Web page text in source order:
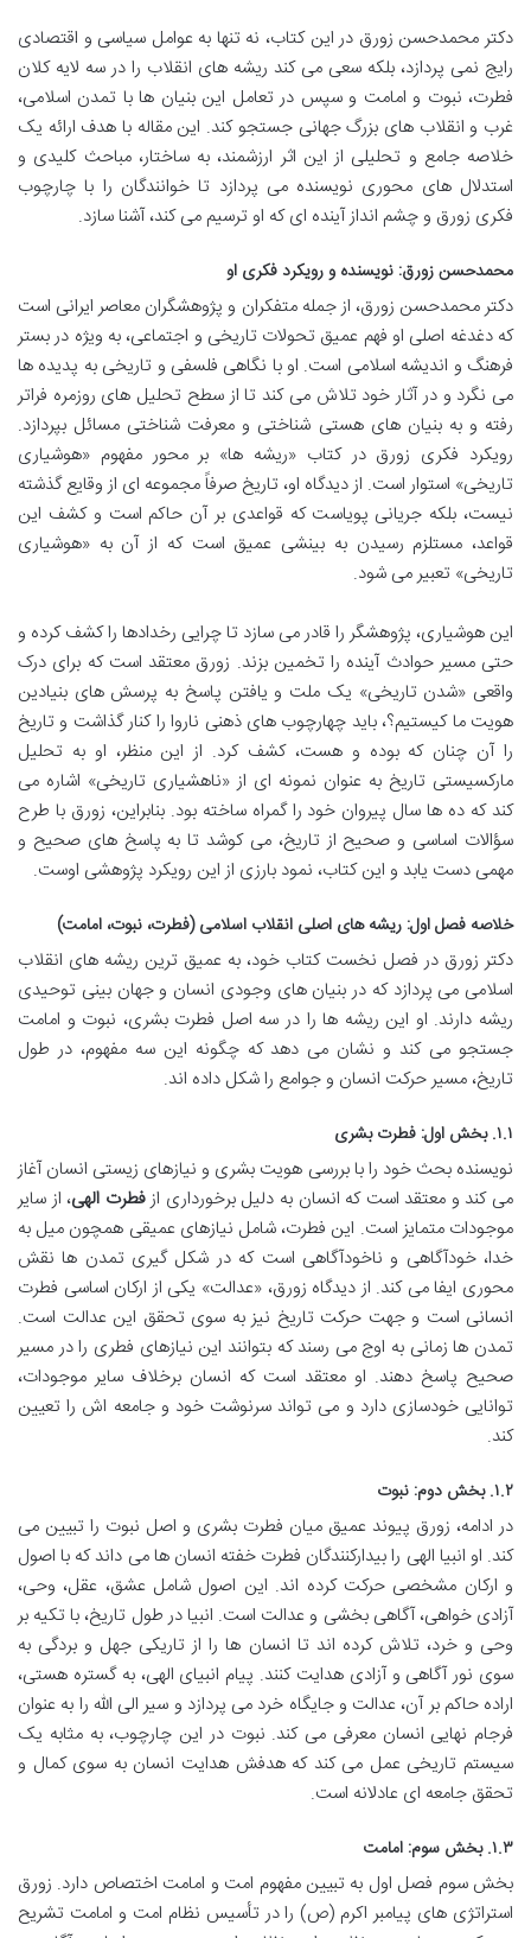
دکتر محمدحسن زورق در این کتاب، نه تنها به عوامل سیاسی و اقتصادی
رایج نمی پردازد، بلکه سعی می کند ریشه های انقلاب را در سه لایه کلان
فطرت، نبوت و امامت و سپس در تعامل این بنیان ها با تمدن اسلامی،
غرب و انقلاب های بزرگ جهانی جستجو کند. این مقاله با هدف ارائه یک
خلاصه جامع و تحلیلی از این اثر ارزشمند، به ساختار، مباحث کلیدی و
استدلال های محوری نویسنده می پردازد تا خوانندگان را با چارچوب
فکری زورق و چشم انداز آینده ای که او ترسیم می کند، آشنا سازد.
محمدحسن زورق: نویسنده و رویکرد فکری او
دکتر محمدحسن زورق، از جمله متفکران و پژوهشگران معاصر ایرانی است
که دغدغه اصلی او فهم عمیق تحولات تاریخی و اجتماعی، به ویژه در بستر
فرهنگ و اندیشه اسلامی است. او با نگاهی فلسفی و تاریخی به پدیده ها
می نگرد و در آثار خود تلاش می کند تا از سطح تحلیل های روزمره فراتر
رفته و به بنیان های هستی شناختی و معرفت شناختی مسائل بپردازد.
رویکرد فکری زورق در کتاب «ریشه ها» بر محور مفهوم «هوشیاری
تاریخی» استوار است. از دیدگاه او، تاریخ صرفاً مجموعه ای از وقایع گذشته
نیست، بلکه جریانی پویاست که قواعدی بر آن حاکم است و کشف این
قواعد، مستلزم رسیدن به بینشی عمیق است که از آن به «هوشیاری
تاریخی» تعبیر می شود.
این هوشیاری، پژوهشگر را قادر می سازد تا چرایی رخدادها را کشف کرده و
حتی مسیر حوادث آینده را تخمین بزند. زورق معتقد است که برای درک
واقعی «شدن تاریخی» یک ملت و یافتن پاسخ به پرسش های بنیادین
هویت ما کیستیم؟، باید چهارچوب های ذهنی ناروا را کنار گذاشت و تاریخ
را آن چنان که بوده و هست، کشف کرد. از این منظر، او به تحلیل
مارکسیستی تاریخ به عنوان نمونه ای از «ناهشیاری تاریخی» اشاره می
کند که ده ها سال پیروان خود را گمراه ساخته بود. بنابراین، زورق با طرح
سؤالات اساسی و صحیح از تاریخ، می کوشد تا به پاسخ های صحیح و
مهمی دست یابد و این کتاب، نمود بارزی از این رویکرد پژوهشی اوست.
خلاصه فصل اول: ریشه های اصلی انقلاب اسلامی (فطرت، نبوت، امامت)
دکتر زورق در فصل نخست کتاب خود، به عمیق ترین ریشه های انقلاب
اسلامی می پردازد که در بنیان های وجودی انسان و جهان بینی توحیدی
ریشه دارند. او این ریشه ها را در سه اصل فطرت بشری، نبوت و امامت
جستجو می کند و نشان می دهد که چگونه این سه مفهوم، در طول
تاریخ، مسیر حرکت انسان و جوامع را شکل داده اند.
۱.۱. بخش اول: فطرت بشری
نویسنده بحث خود را با بررسی هویت بشری و نیازهای زیستی انسان آغاز
می کند و معتقد است که انسان به دلیل برخورداری ازفطرت الهی، از سایر
موجودات متمایز است. این فطرت، شامل نیازهای عمیقی همچون میل به
خدا، خودآگاهی و ناخودآگاهی است که در شکل گیری تمدن ها نقش
محوری ایفا می کند. از دیدگاه زورق، «عدالت» یکی از ارکان اساسی فطرت
انسانی است و جهت حرکت تاریخ نیز به سوی تحقق این عدالت است.
تمدن ها زمانی به اوج می رسند که بتوانند این نیازهای فطری را در مسیر
صحیح پاسخ دهند. او معتقد است که انسان برخلاف سایر موجودات،
توانایی خودسازی دارد و می تواند سرنوشت خود و جامعه اش را تعیین
کند.
۱.۲. بخش دوم: نبوت
در ادامه، زورق پیوند عمیق میان فطرت بشری و اصل نبوت را تبیین می
کند. او انبیا الهی را بیدارکنندگان فطرت خفته انسان ها می داند که با اصول
و ارکان مشخصی حرکت کرده اند. این اصول شامل عشق، عقل، وحی،
آزادی خواهی، آگاهی بخشی و عدالت است. انبیا در طول تاریخ، با تکیه بر
وحی و خرد، تلاش کرده اند تا انسان ها را از تاریکی جهل و بردگی به
سوی نور آگاهی و آزادی هدایت کنند. پیام انبیای الهی، به گستره هستی،
اراده حاکم بر آن، عدالت و جایگاه خرد می پردازد و سیر الی الله را به عنوان
فرجام نهایی انسان معرفی می کند. نبوت در این چارچوب، به مثابه یک
سیستم تاریخی عمل می کند که هدفش هدایت انسان به سوی کمال و
تحقق جامعه ای عادلانه است.
۱.۳. بخش سوم: امامت
بخش سوم فصل اول به تبیین مفهوم امت و امامت اختصاص دارد. زورق
استراتژی های پیامبر اکرم (ص) را در تأسیس نظام امت و امامت تشریح